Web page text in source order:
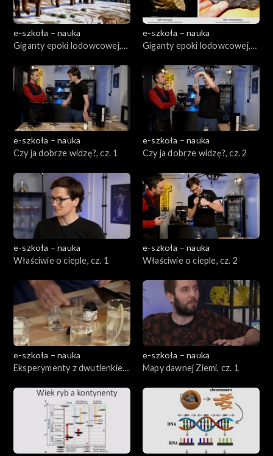
e-szkoła – nauka
Giganty epoki lodowcowej,
e-szkoła – nauka
Giganty epoki lodowcowej,
e-szkoła – nauka
Czy ja dobrze widzę?, cz. 1
e-szkoła – nauka
Czy ja dobrze widzę?, cz. 2
e-szkoła – nauka
Właściwie o cieple, cz. 1
e-szkoła – nauka
Właściwie o cieple, cz. 2
e-szkoła – nauka
Eksperymenty z dwutlenkiem
e-szkoła – nauka
Mapy dawnej Ziemi, cz. 1